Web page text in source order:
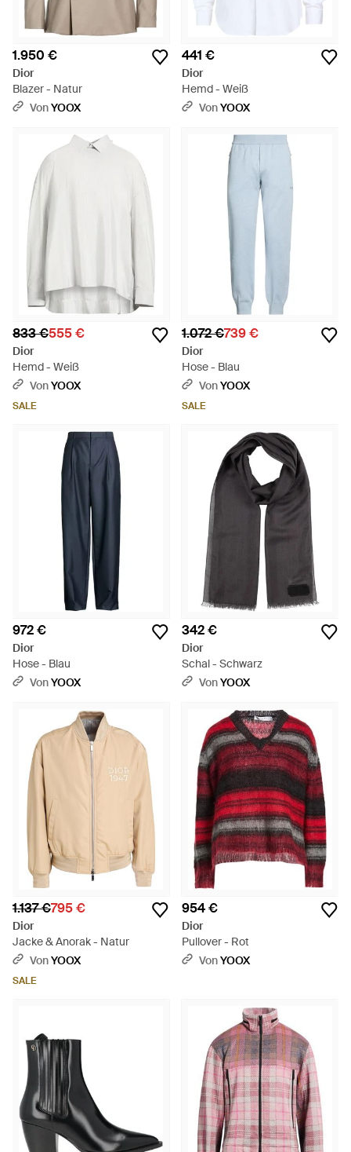
1.950 €
Dior
Blazer - Natur
VonYOOX
441 €
Dior
Hemd - Weiß
VonYOOX
833 €555 €
Dior
Hemd - Weiß
VonYOOX
SALE
1.072 €739 €
Dior
Hose - Blau
VonYOOX
SALE
972 €
Dior
Hose - Blau
VonYOOX
342 €
Dior
Schal - Schwarz
VonYOOX
1.137 €795 €
Dior
Jacke & Anorak - Natur
VonYOOX
SALE
954 €
Dior
Pullover - Rot
VonYOOX